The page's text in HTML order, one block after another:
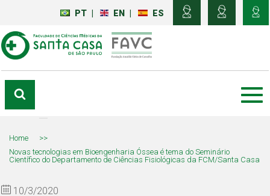
PT EN ES
Home
>>
Novas tecnologias em Bioengenharia Óssea é tema do Seminário
Científico do Departamento de Ciências Fisiológicas da FCM/Santa Casa
10/3/2020